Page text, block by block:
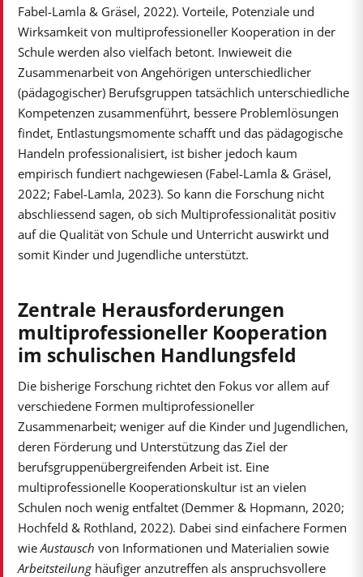
Fabel-Lamla & Gräsel, 2022). Vorteile, Potenziale und
Wirksamkeit von multiprofessioneller Kooperation in der
Schule werden also vielfach betont. Inwieweit die
Zusammenarbeit von Angehörigen unterschiedlicher
(pädagogischer) Berufsgruppen tatsächlich unterschiedliche
Kompetenzen zusammenführt, bessere Problemlösungen
findet, Entlastungsmomente schafft und das pädagogische
Handeln professionalisiert, ist bisher jedoch kaum
empirisch fundiert nachgewiesen (Fabel-Lamla & Gräsel,
2022; Fabel-Lamla, 2023). So kann die Forschung nicht
abschliessend sagen, ob sich Multiprofessionalität positiv
auf die Qualität von Schule und Unterricht auswirkt und
somit Kinder und Jugendliche unterstützt.
Zentrale Herausforderungen
multiprofessioneller Kooperation
im schulischen Handlungsfeld
Die bisherige Forschung richtet den Fokus vor allem auf
verschiedene Formen multiprofessioneller
Zusammenarbeit; weniger auf die Kinder und Jugendlichen,
deren Förderung und Unterstützung das Ziel der
berufsgruppenübergreifenden Arbeit ist. Eine
multiprofessionelle Kooperationskultur ist an vielen
Schulen noch wenig entfaltet (Demmer & Hopmann, 2020;
Hochfeld & Rothland, 2022). Dabei sind einfachere Formen
wie Austausch von Informationen und Materialien sowie
Arbeitsteilunghäufiger anzutreffen als anspruchsvollere